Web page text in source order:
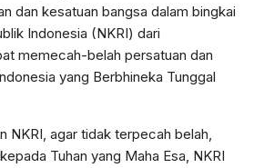
dan kesatuan bangsa dalam bingkai
Indonesia (NKRI) dari
memecah-belah persatuan dan
yang Berbhineka Tunggal
NKRI, agar tidak terpecah belah,
Tuhan yang Maha Esa, NKRI